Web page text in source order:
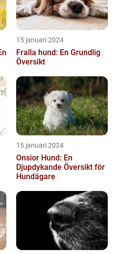
15 januari 2024
Fralla hund: En Grundlig
Översikt
15 januari 2024
Onsior Hund: En
Djupdykande Översikt för
Hundägare